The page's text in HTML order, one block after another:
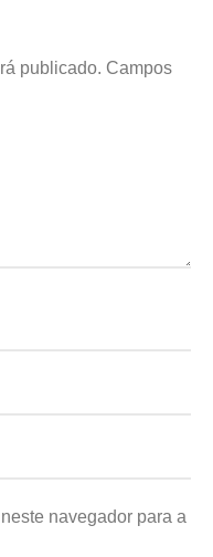
publicado. Campos
navegador para a